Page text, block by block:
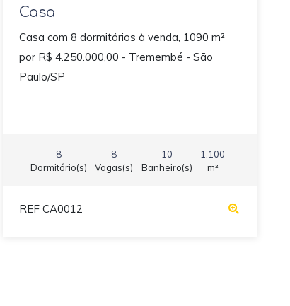
Casa
Casa com 8 dormitórios à venda, 1090 m²
por R$ 4.250.000,00 - Tremembé - São
Paulo/SP
8
Dormitório(s)
8
Vagas(s)
10
Banheiro(s)
1.100
m²
REF CA0012